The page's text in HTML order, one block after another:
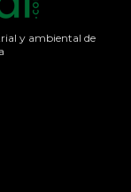
y ambiental de